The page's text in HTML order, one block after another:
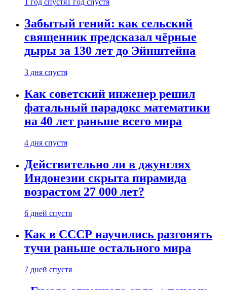
1 год спустя 1 год спустя
Забытый гений: как сельский
священник предсказал чёрные
дыры за 130 лет до Эйнштейна
3 дня спустя
Как советский инженер решил
фатальный парадокс математики
на 40 лет раньше всего мира
4 дня спустя
Действительно ли в джунглях
Индонезии скрыта пирамида
возрастом 27 000 лет?
6 дней спустя
Как в СССР научились разгонять
тучи раньше остального мира
7 дней спустя